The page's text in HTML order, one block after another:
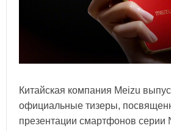
Китайская компания Meizu
официальные тизеры,
презентации смартфонов серии